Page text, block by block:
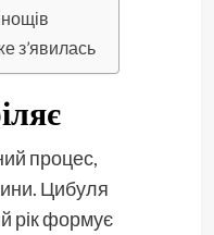
з’явилась
процес,
Цибуля
рік формує